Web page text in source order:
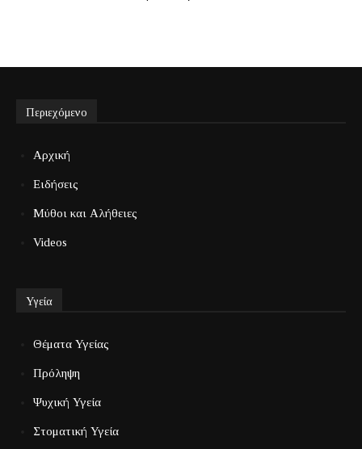
Περιεχόμενο
Αρχική
Ειδήσεις
Μύθοι και Αλήθειες
Videos
Υγεία
Θέματα Υγείας
Πρόληψη
Ψυχική Υγεία
Στοματική Υγεία